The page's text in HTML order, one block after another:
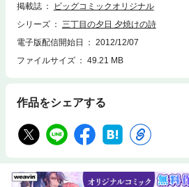
掲載誌
ビッグコミックオリジナル
シリーズ
三丁目の夕日 夕焼けの詩
電子版配信開始日
2012/12/07
ファイルサイズ
49.21 MB
作品をシェアする